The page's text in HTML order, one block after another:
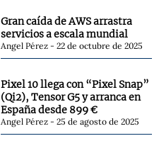
Gran caída de AWS arrastra
servicios a escala mundial
Angel Pérez 22 de octubre de 2025
Pixel 10 llega con “Pixel Snap”
(Qi2), Tensor G5 y arranca en
España desde 899 €
Angel Pérez 25 de agosto de 2025